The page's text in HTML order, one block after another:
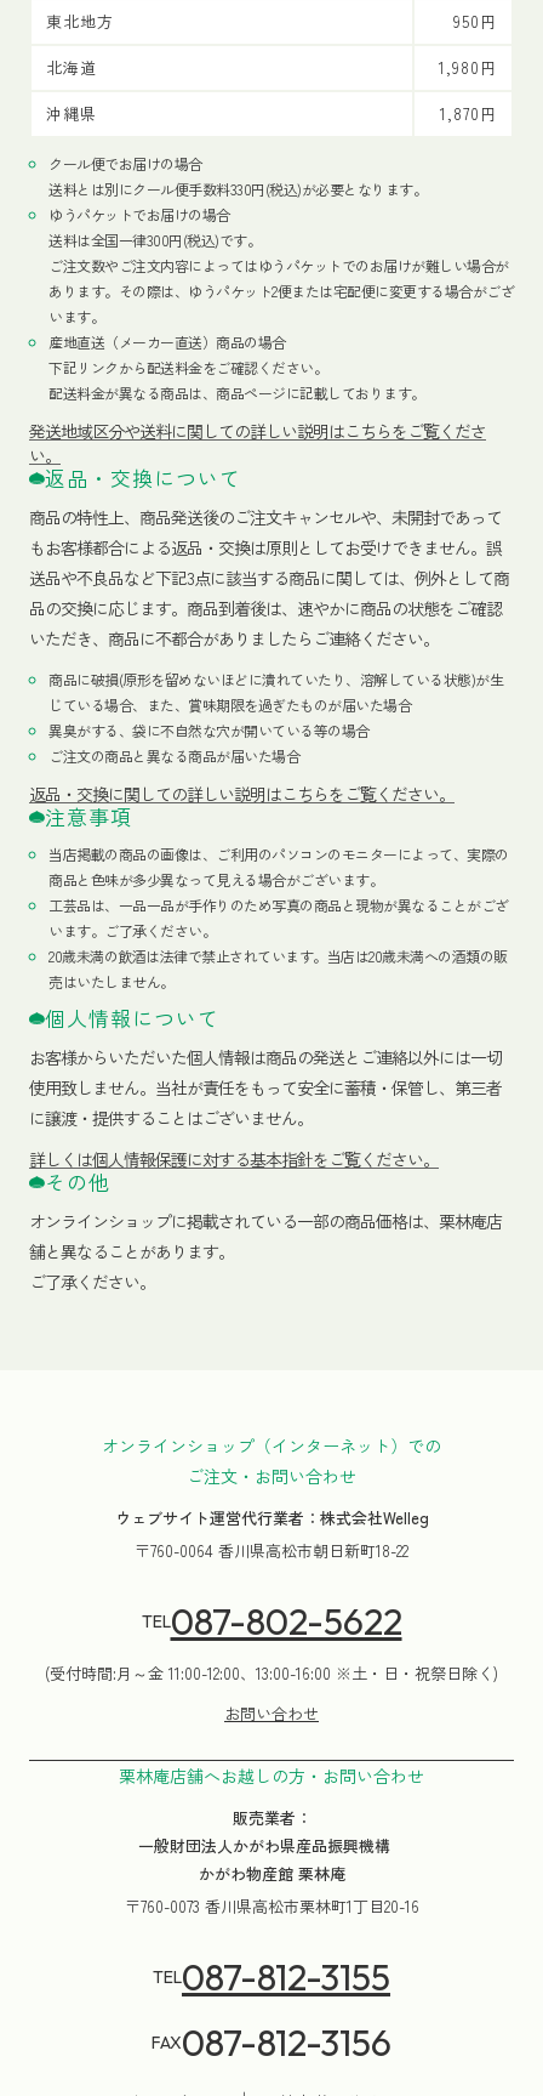
東北地方
950円
北海道
1,980円
沖縄県
1,870円
クール便でお届けの場合
送料とは別にクール便手数料330円(税込)が必要となります。
ゆうパケットでお届けの場合
送料は全国一律300円(税込)です。
ご注文数やご注文内容によってはゆうパケットでのお届けが難しい場合が
あります。その際は、ゆうパケット2便または宅配便に変更する場合がござ
います。
産地直送（メーカー直送）商品の場合
下記リンクから配送料金をご確認ください。
配送料金が異なる商品は、商品ページに記載しております。
発送地域区分や送料に関しての詳しい説明はこちらをご覧くださ
い。
返品・交換について
商品の特性上、商品発送後のご注文キャンセルや、未開封であって
もお客様都合による返品・交換は原則としてお受けできません。誤
送品や不良品など下記3点に該当する商品に関しては、例外として商
品の交換に応じます。商品到着後は、速やかに商品の状態をご確認
いただき、商品に不都合がありましたらご連絡ください。
商品に破損(原形を留めないほどに潰れていたり、溶解している状態)が生
じている場合、また、賞味期限を過ぎたものが届いた場合
異臭がする、袋に不自然な穴が開いている等の場合
ご注文の商品と異なる商品が届いた場合
返品・交換に関しての詳しい説明はこちらをご覧ください。
注意事項
当店掲載の商品の画像は、ご利用のパソコンのモニターによって、実際の
商品と色味が多少異なって見える場合がございます。
工芸品は、一品一品が手作りのため写真の商品と現物が異なることがござ
います。ご了承ください。
20歳未満の飲酒は法律で禁止されています。当店は20歳未満への酒類の販
売はいたしません。
個人情報について
お客様からいただいた個人情報は商品の発送とご連絡以外には一切
使用致しません。当社が責任をもって安全に蓄積・保管し、第三者
に譲渡・提供することはございません。
詳しくは個人情報保護に対する基本指針をご覧ください。
その他
オンラインショップに掲載されている一部の商品価格は、栗林庵店
舗と異なることがあります。
ご了承ください。
オンラインショップ（インターネット）での
ご注文・お問い合わせ
ウェブサイト運営代行業者：株式会社Welleg
〒760-0064 香川県高松市朝日新町18-22
TEL087-802-5622
(受付時間:月～金 11:00-12:00、13:00-16:00 ※土・日・祝祭日除く)
お問い合わせ
栗林庵店舗へお越しの方・お問い合わせ
販売業者：
一般財団法人かがわ県産品振興機構
かがわ物産館 栗林庵
〒760-0073 香川県高松市栗林町1丁目20-16
TEL087-812-3155
FAX087-812-3156